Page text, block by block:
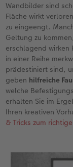
Wandbilder sind
Fläche wirkt
zu eingeengt.
Geltung zu
erschlagend
in einer Reihe
prädestiniert sind,
geben hilfreiche
welche
erhalten Sie im
Ihren kreativen
& Tricks zum